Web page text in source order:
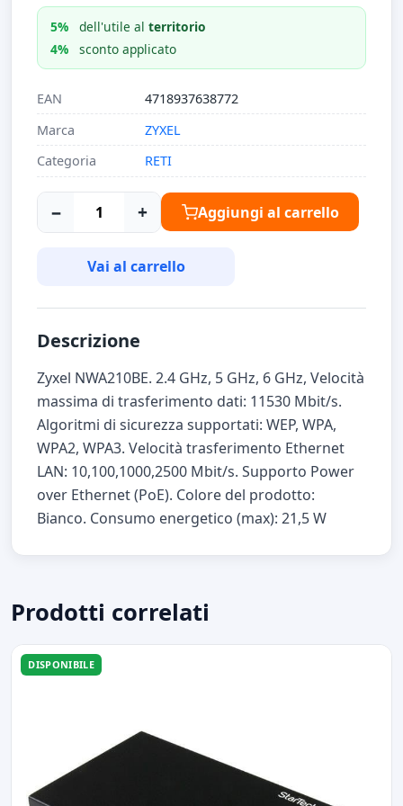
5% dell'utile alterritorio
4%
sconto applicato
EAN
4718937638772
Marca
ZYXEL
Categoria
RETI
− + Aggiungi al carrello
Vai al carrello
Descrizione
Zyxel NWA210BE. 2.4 GHz, 5 GHz, 6 GHz, Velocità
massima di trasferimento dati: 11530 Mbit/s.
Algoritmi di sicurezza supportati: WEP, WPA,
WPA2, WPA3. Velocità trasferimento Ethernet
LAN: 10,100,1000,2500 Mbit/s. Supporto Power
over Ethernet (PoE). Colore del prodotto:
Bianco. Consumo energetico (max): 21,5 W
Prodotti correlati
DISPONIBILE